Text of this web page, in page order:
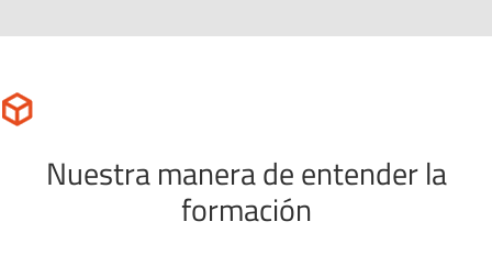
Nuestra manera de entender la
formación